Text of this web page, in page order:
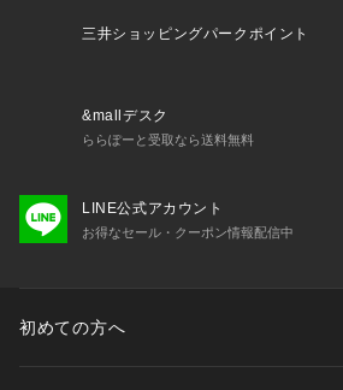
三井ショッピングパークポイント
&mallデスク
ららぽーと受取なら送料無料
LINE公式アカウント
お得なセール・クーポン情報配信中
初めての方へ